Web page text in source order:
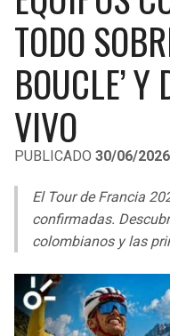
LIGA DE EXPANSIÓN MX
LEAGUES CUP
UEFA EUROPA LEAGUE
UEFA CONFERENCE
MLS
COPA LIBERTADORES
LIGA BETPLAY
OTRAS LIGAS
CHARGERS
RAVENS
STEELERS
TEXANS
CAVALIERS
PISTONS
PACERS
HORNETS
HEAT
TODO
BOUCLE’ Y
VIVO
PUBLICADO 30/06/2026
El Tour de Francia
confirmadas.
colombianos y las